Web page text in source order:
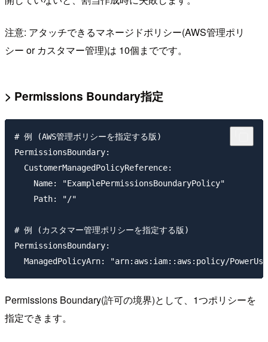
注意: アタッチできるマネージドポリシー(AWS管理ポリ
シー or カスタマー管理)は 10個までです。
> Permissions Boundary指定
# 例 (AWS管理ポリシーを指定する版)
PermissionsBoundary:
  CustomerManagedPolicyReference:
    Name: "ExamplePermissionsBoundaryPolicy"
    Path: "/"
# 例 (カスタマー管理ポリシーを指定する版)
PermissionsBoundary:
Permissions Boundary(許可の境界)として、1つポリシーを
指定できます。